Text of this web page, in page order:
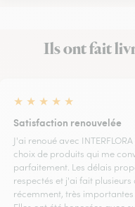
Ils ont fait
★ ★ ★ ★ ★
Satisfaction renouvelée
J'ai renoué avec
choix de produits qui me
parfaitement. Les délais
respectés et j'ai fait
récemment, très